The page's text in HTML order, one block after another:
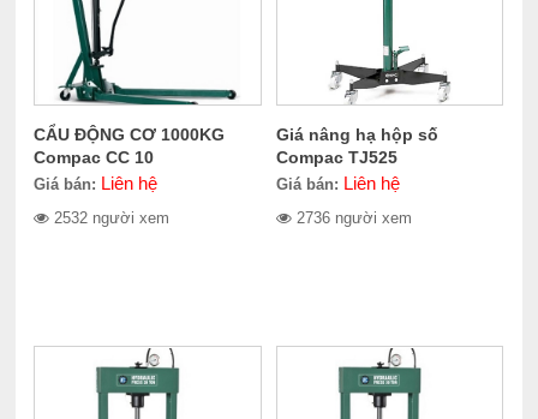
CẨU ĐỘNG CƠ 1000KG
Compac CC 10
Giá bán: Liên hệ
2532 người xem
Giá nâng hạ hộp số
Compac TJ525
Giá bán: Liên hệ
2736 người xem